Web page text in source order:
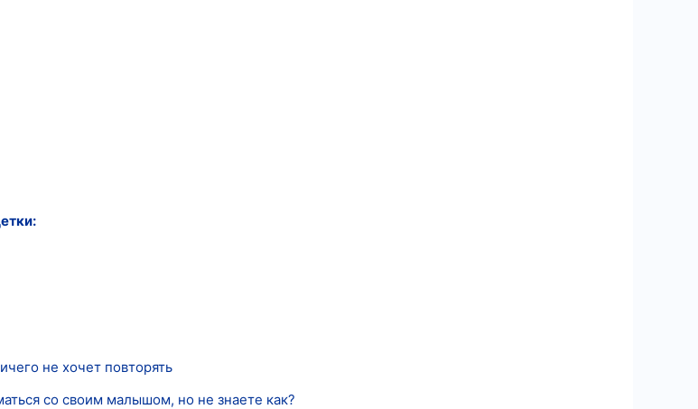
не хочет повторять
со своим малышом, но не знаете как?